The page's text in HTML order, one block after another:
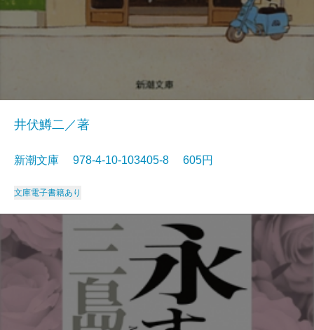
井伏鱒二／著
新潮文庫 978-4-10-103405-8 605円
文庫電子書籍あり